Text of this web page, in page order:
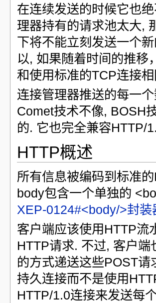
在连续发送的时候它也
理器持有的请求池太大,
下将不能立刻发送一个
以, 如果随着时间的推移
和使用标准的TCP连接
连接管理器推送的每一
Comet技术不像, BOSH
的. 它也完全兼容HTTP/
HTTP概述
所有信息被编码到标准
body包含一个单独的
XEP-0124#<body/>封装
客户端应该使用HTTP流
HTTP请求. 不过, 客户
的方式递送这些POST
持久连接而不是使用
HTTP/1.0连接来发送每